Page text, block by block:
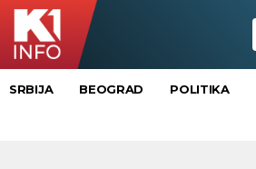
SRBIJA BEOGRAD POLITIKA